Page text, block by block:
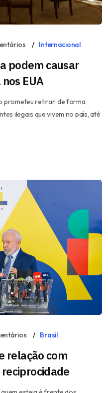
Internacional
podem causar
EUA
prometeu retirar, de forma
ilegais que vivem no país, até
Brasil
relação com